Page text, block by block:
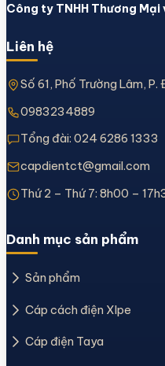
Công ty TNHH Thương Mại
Liên hệ
Số 61, Phố Trường Lâm,
0983234889
Tổng đài: 024 6286 1333
capdientct@gmail.com
Thứ 2 – Thứ 7: 8h00 –
Danh mục sản phẩm
Sản phẩm
Cáp cách điện Xlpe
Cáp điện Taya